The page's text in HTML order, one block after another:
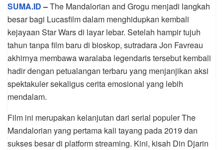
SUMA.ID–The Mandalorian and Grogu menjadi langkah
besar bagi Lucasfilm dalam menghidupkan kembali
kejayaan Star Wars di layar lebar. Setelah hampir tujuh
tahun tanpa film baru di bioskop, sutradara Jon Favreau
akhirnya membawa waralaba legendaris tersebut kembali
hadir dengan petualangan terbaru yang menjanjikan aksi
spektakuler sekaligus cerita emosional yang lebih
mendalam.
Film ini merupakan kelanjutan dari serial populer The
Mandalorian yang pertama kali tayang pada 2019 dan
sukses besar di platform streaming. Kini, kisah Din Djarin